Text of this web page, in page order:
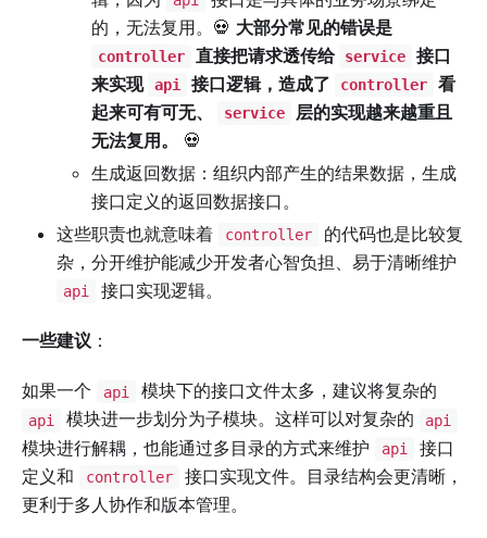
的，无法复用。💀 大部分常见的错误是
controller 直接把请求透传给 service
接口
来实现 api 接口逻辑，造成了 controller
看
起来可有可无、
service
层的实现越来越重且
无法复用。
💀
生成返回数据：组织内部产生的结果数据，生成
接口定义的返回数据接口。
这些职责也就意味着
controller
的代码也是比较复
杂，分开维护能减少开发者心智负担、易于清晰维护
api 接口实现逻辑。
一些建议 ：
如果一个 api 模块下的接口文件太多，建议将复杂的
api 模块进一步划分为子模块。这样可以对复杂的 api
模块进行解耦，也能通过多目录的方式来维护 api
接口
定义和
controller
接口实现文件。目录结构会更清晰，
更利于多人协作和版本管理。